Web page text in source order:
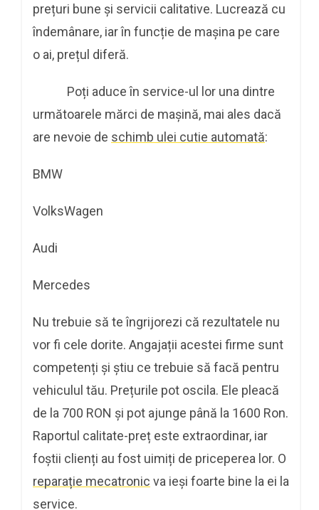
prețuri bune și servicii calitative. Lucrează cu
îndemânare, iar în funcție de mașina pe care
o ai, prețul diferă.
Poți aduce în service-ul lor una dintre
următoarele mărci de mașină, mai ales dacă
are nevoie de schimb ulei cutie automată:
BMW
VolksWagen
Audi
Mercedes
Nu trebuie să te îngrijorezi că rezultatele nu
vor fi cele dorite. Angajații acestei firme sunt
competenți și știu ce trebuie să facă pentru
vehiculul tău. Prețurile pot oscila. Ele pleacă
de la 700 RON și pot ajunge până la 1600 Ron.
Raportul calitate-preț este extraordinar, iar
foștii clienți au fost uimiți de priceperea lor. O
reparație mecatronic va ieși foarte bine la ei la
service.